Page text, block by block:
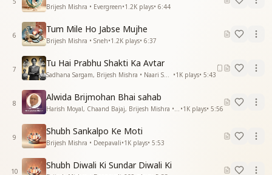
है पावन पावन घड़ियां ये समय है अमृतवेला
दिल से बाबा को याद करो मन से हो कर के अकेला
है पावन पावन घड़ियां ये समय है अमृतवेला
करो खुद पर ही उपकार श्रृष्टि के सृजनहार
भर लो बच्चे तुम झोलीयां
मैं लूटा रहा हु प्यार
भर लो बच्चे तुम झोलीयां
मैं लूटा रहा हु प्यार
देखो मेरे नयनों में प्रभू रहे है तुम्हें निहार
भर लो बच्चे तुम झोलीयां
मैं लूटा रहा हु प्यार
भर लो बच्चे तुम झोलीयां
मैं लूटा रहा हु प्यार
Brijesh Mishra • Evergreen•1.2K plays• 6:44
6
Tum Mile Ho Jabse Mujhe
Brijesh Mishra • Sneh•1.2K plays• 6:37
7
Tu Hai Prabhu Shakti Ka Avtar
•1K plays• 5:43
8
Alwida Brijmohan Bhai sahab
•1K plays• 5:56
9
Shubh Sankalpo Ke Moti
Brijesh Mishra • Deepavali•1K plays• 5:53
10
Shubh Diwali Ki Sundar Diwali Ki